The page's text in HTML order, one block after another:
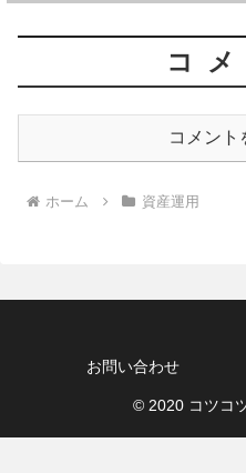
コ
コメント
ホーム 資産運用
お問い合わせ
© 2020 コツコ